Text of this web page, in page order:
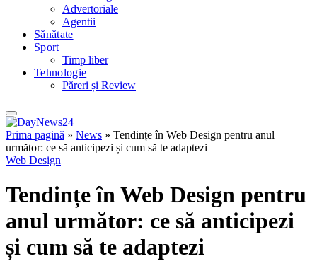
Advertoriale
Agentii
Sănătate
Sport
Timp liber
Tehnologie
Păreri și Review
Prima pagină » News » Tendințe în Web Design pentru anul
următor: ce să anticipezi și cum să te adaptezi
Web Design
Tendințe în Web Design pentru
anul următor: ce să anticipezi
și cum să te adaptezi